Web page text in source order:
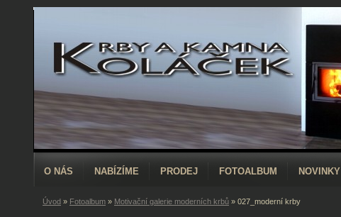
O NÁS NABÍZÍME PRODEJ FOTOALBUM NOVINKY
Úvod » Fotoalbum » Motivační galerie moderních krbů » 027_moderní krby